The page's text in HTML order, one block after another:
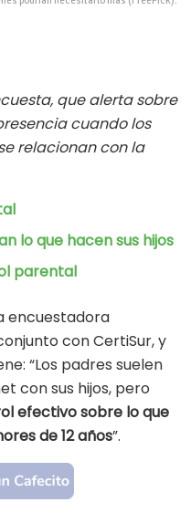
que alerta sobre
cuando los
relacionan con la
lo que hacen sus hijos
parental
encuestadora
con CertiSur, y
“Los padres suelen
con sus hijos, pero
efectivo sobre lo que
de 12 años”.